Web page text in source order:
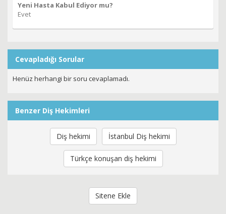
Yeni Hasta Kabul Ediyor mu?
Evet
Cevapladığı Sorular
Henüz herhangi bir soru cevaplamadı.
Benzer Diş Hekimleri
Diş hekimi İstanbul Diş hekimi
Türkçe konuşan diş hekimi
Sitene Ekle